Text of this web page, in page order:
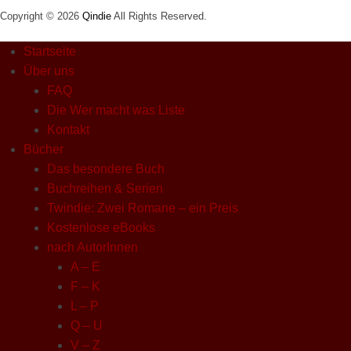
Copyright © 2026 Qindie All Rights Reserved.
Startseite
Über uns
FAQ
Die Wer macht was Liste
Kontakt
Bücher
Das besondere Buch
Buchreihen & Serien
Twindie: Zwei Romane – ein Preis
Kostenlose eBooks
nach AutorInnen
A – E
F – K
L – P
Q – U
V – Z